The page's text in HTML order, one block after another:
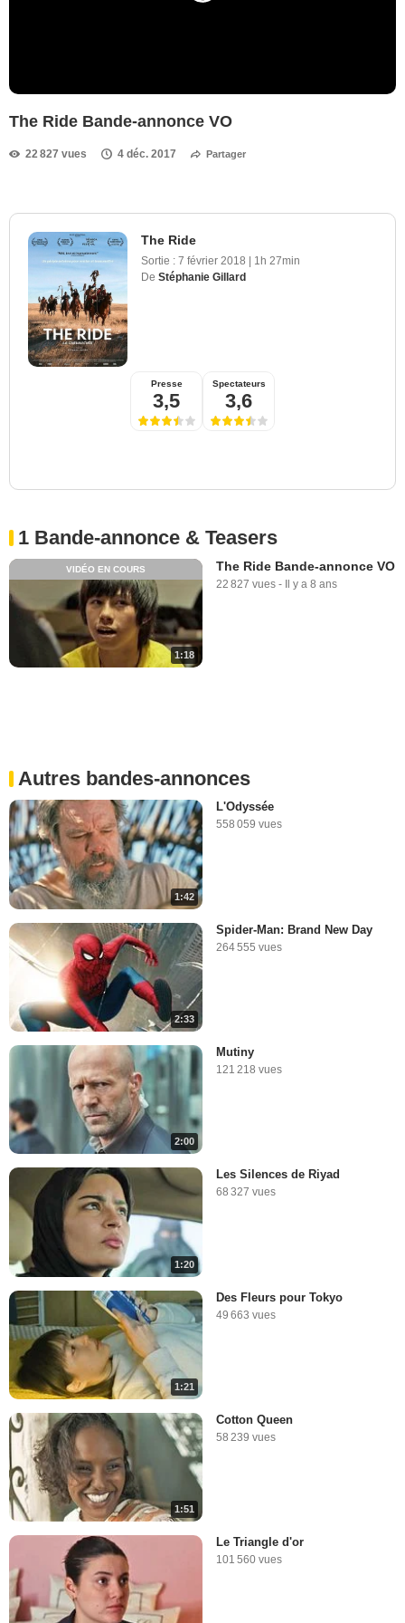
The Ride Bande-annonce VO
22 827 vues 4 déc. 2017 Partager
The Ride
Sortie : 7 février 2018 | 1h 27min
De Stéphanie Gillard
Presse
3,5
Spectateurs
3,6
1 Bande-annonce & Teasers
1:18
VIDÉO EN COURS The Ride Bande-annonce VO
22 827 vues - Il y a 8 ans
Autres bandes-annonces
1:42
L'Odyssée
558 059 vues
2:33
Spider-Man: Brand New Day
264 555 vues
2:00
Mutiny
121 218 vues
1:20
Les Silences de Riyad
68 327 vues
1:21
Des Fleurs pour Tokyo
49 663 vues
1:51
Cotton Queen
58 239 vues
Le Triangle d'or
101 560 vues